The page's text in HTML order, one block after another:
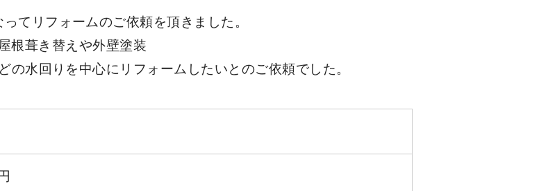
てリフォームのご依頼を頂きました。
屋根葺き替えや外壁塗装
の水回りを中心にリフォームしたいとのご依頼でした。